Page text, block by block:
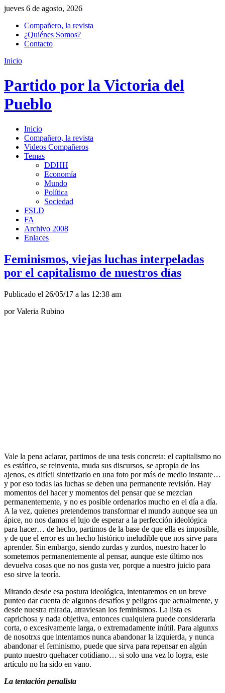
jueves 6 de agosto, 2026
Compañero, la revista
¿Quiénes Somos?
Contacto
Inicio
Partido por la Victoria del
Pueblo
Inicio
Compañero, la revista
Videos Compañeros
Temas
DDHH
Economía
Mundo
Política
Sociedad
FSLD
FA
Archivo 2008
Enlaces
Feminismos, viejas luchas interpeladas
por el capitalismo de nuestros días
Publicado el 26/05/17 a las 12:38 am
por Valeria Rubino
Vale la pena aclarar, partimos de una tesis concreta: el capitalismo no
es estático, se reinventa, muda sus discursos, se apropia de los
ajenos, es difícil sintetizarlo en una foto por más de medio instante…
y por eso todas las luchas se deben una permanente revisión. Hay
momentos del hacer y momentos del pensar que se mezclan
permanentemente, y no es posible ordenarlos mucho en el día a día.
A la vez, quienes pretendemos transformar el mundo aunque sea un
ápice, no nos damos el lujo de esperar a la perfección ideológica
para hacer… de hecho, partimos de la base de que ella es imposible,
y de que el error es un hecho histórico ineludible que nos sirve para
aprender. Sin embargo, siendo zurdas y zurdos, nuestro hacer lo
sometemos permanentemente al pensar, aunque este último nos
devuelva cosas que no nos gusta ver, porque a nuestro juicio para
eso sirve la teoría.
Mirando desde esa postura ideológica, intentaremos en un breve
punteo dar cuenta de algunos desafíos y peligros que actualmente, y
desde nuestra mirada, atraviesan los feminismos. La lista es
caprichosa y nada objetiva, entonces cualquiera puede considerarla
corta, o excesivamente larga, o extremadamente inútil. Para algunxs
de nosotrxs que intentamos nunca abandonar la izquierda, y nunca
abandonar el feminismo, puede que sirva para repensar en algún
punto nuestro quehacer cotidiano… si solo una vez lo logra, este
artículo no ha sido en vano.
La tentación penalista